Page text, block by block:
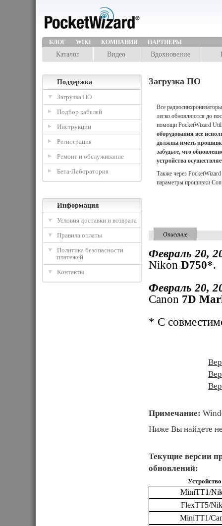
БЛОГ WIKI КОМПАНИЯ ПАРТНЕРЫ
Каталог Видео Вдохновение
Поддержка
Загрузка ПО
Подбор кабелей
Инструкции
Регистрация
Ремонт и обслуживание
Бета-Лаборатория
Информация
Условия доставки и возврата
Правила оплаты
Политика безопасности
платежей
Контакты
Загрузка ПО
Все
легко обновляются до
помощи PocketWizard
оборудования все
должны иметь
забудьте, что
устройства
Также через
параметры прошивки
Описание
Февраль 20,
Nikon D750*.
Февраль 20,
Canon 7D
* С
Примечание:
Ниже Вы найдете
Текущие версии
обновлений:
Устройство
MiniTT1/
FlexTT5/
MiniTT1/